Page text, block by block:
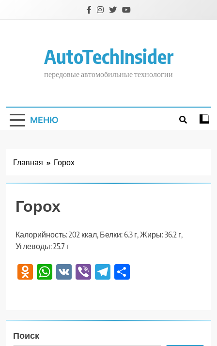
AutoTechInsider
передовые автомобильные технологии
МЕНЮ
Главная Горох
Горох
Калорийность: 202 ккал, Белки: 6.3 г, Жиры: 36.2 г,
Углеводы: 25.7 г
Odnoklassniki
WhatsApp
VK ViberTelegram
Поиск